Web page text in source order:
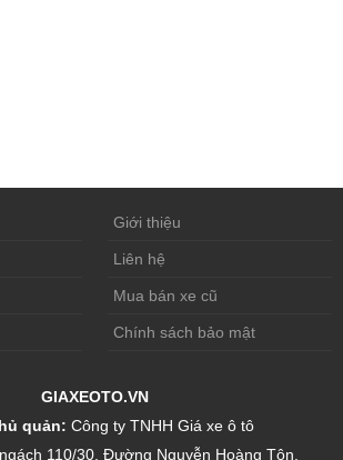
Giới thiệu
Liên hệ
Mua bán xe cũ
Chính sách bảo mật
GIAXEOTO.VN
quản: Công ty TNHH Giá xe ô tô
110/30, Đường Nguyễn Hoàng Tôn,